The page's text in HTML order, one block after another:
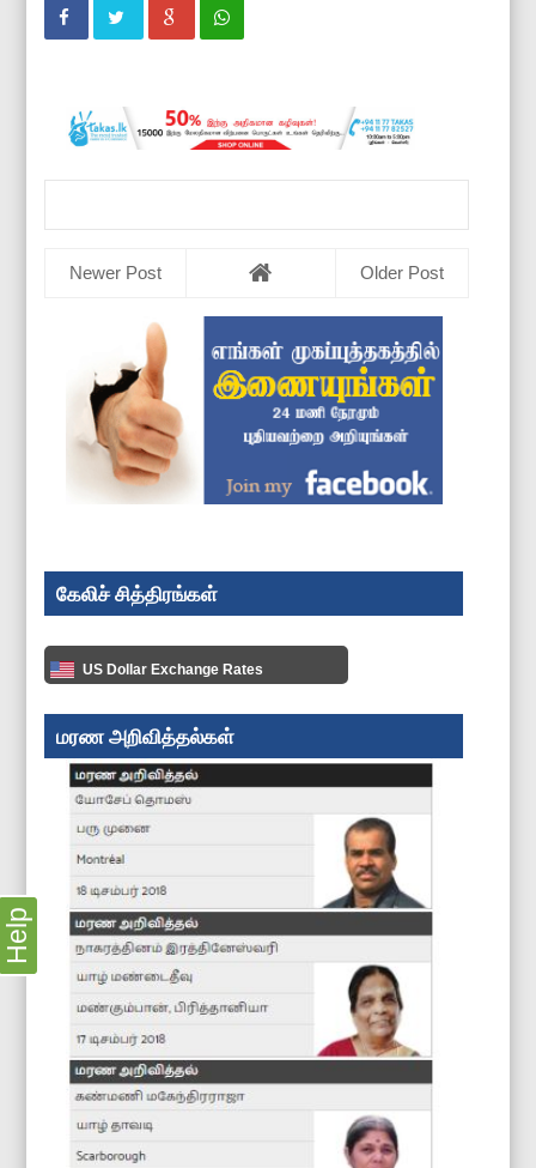
Newer Post Older Post
கேலிச் சித்திரங்கள்
US Dollar Exchange Rates
மரண அறிவித்தல்கள்
Help